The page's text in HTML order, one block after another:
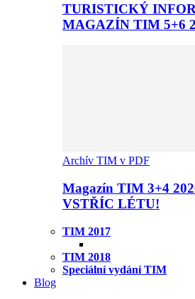
TURISTICKÝ
MAGAZÍN TIM 5+6
Archív TIM v PDF
Magazín TIM 3+4
VSTŘÍC LÉTU!
TIM 2017
TIM 2018
Speciální vydání TIM
Blog